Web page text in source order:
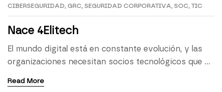
CIBERSEGURIDAD, GRC, SEGURIDAD CORPORATIVA, SOC, TIC
Nace 4Elitech
El mundo digital está en constante evolución, y las
organizaciones necesitan socios tecnológicos que no
seguridad y la innovación necesarias para competir.
Read More